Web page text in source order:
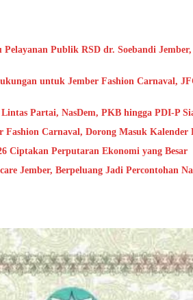
Publik RSD dr. Soebandi
untuk Jember Fashion Carnaval,
Partai, NasDem, PKB hingga PDI-P
Fashion Carnaval, Dorong Masuk Kalender
Ciptakan Perputaran Ekonomi yang Besar
Jember, Berpeluang Jadi Percontohan